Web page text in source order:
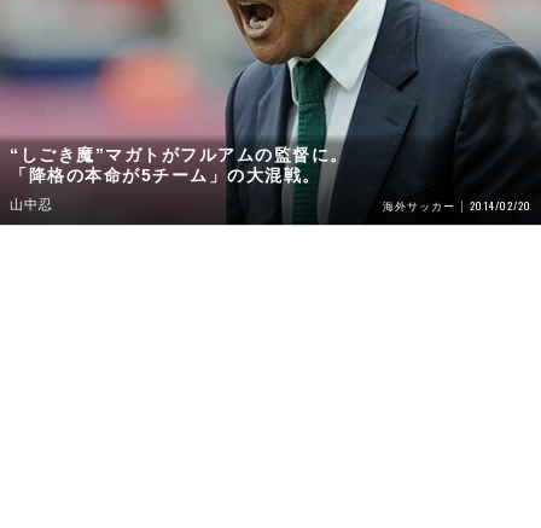
“しごき魔”マガトがフルアムの監督に。
「降格の本命が5チーム」の大混戦。
山中忍 海外サッカー 2014/02/20